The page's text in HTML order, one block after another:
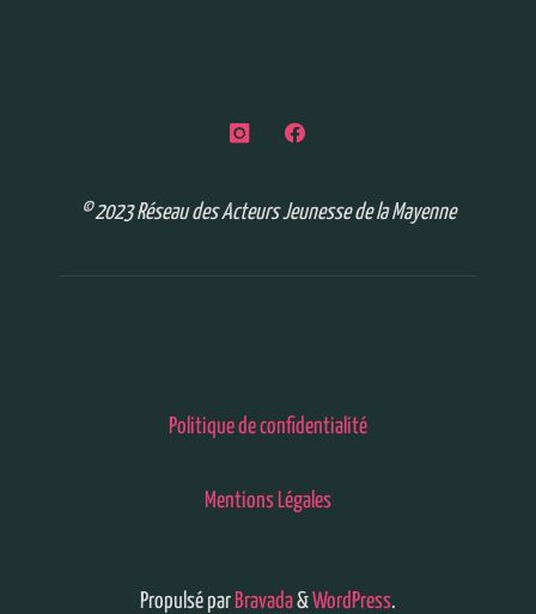
© 2023 Réseau des Acteurs Jeunesse de la Mayenne
Politique de confidentialité
Mentions Légales
Propulsé par Bravada&WordPress.